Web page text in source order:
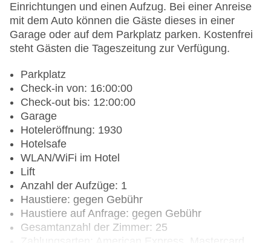
Einrichtungen und einen Aufzug. Bei einer Anreise
mit dem Auto können die Gäste dieses in einer
Garage oder auf dem Parkplatz parken. Kostenfrei
steht Gästen die Tageszeitung zur Verfügung.
Parkplatz
Check-in von: 16:00:00
Check-out bis: 12:00:00
Garage
Hoteleröffnung: 1930
Hotelsafe
WLAN/WiFi im Hotel
Lift
Anzahl der Aufzüge: 1
Haustiere: gegen Gebühr
Haustiere auf Anfrage: gegen Gebühr
Gesamtanzahl der Zimmer: 25